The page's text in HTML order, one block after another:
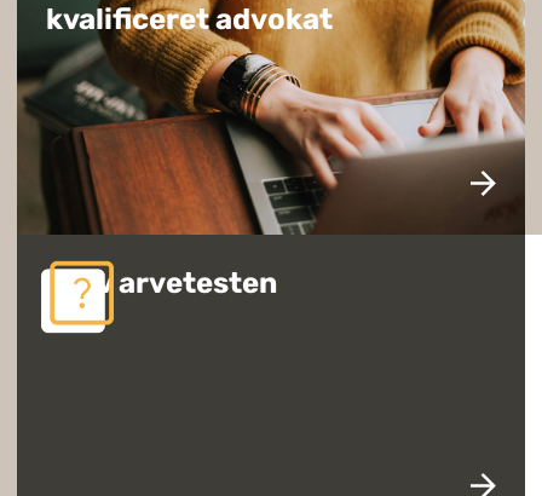
kvalificeret advokat
Prøv arvetesten